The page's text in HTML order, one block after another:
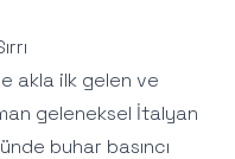
akla ilk gelen ve
geleneksel İtalyan
buhar basıncı